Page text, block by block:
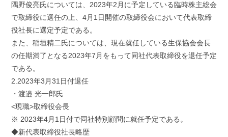
隅野俊亮氏については、2023年2月に予定している臨時株主総会
で取締役に選任の上、4月1日開催の取締役会において代表取締
役社長に選定予定である。
また、稲垣精二氏については、現在就任している生保協会会長
の任期満了となる2023年7月をもって同社代表取締役を退任予定
である。
2.2023年3月31日付退任
・渡邉 光一郎氏
<現職>取締役会長
※ 2023年4月1日付で同社特別顧問に就任予定である。
◆新代表取締役社長略歴